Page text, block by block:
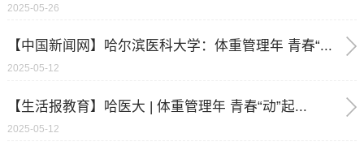
2025-05-26
【中国新闻网】哈尔滨医科大学：体重管理年 青春“...
2025-05-12
【生活报教育】哈医大 | 体重管理年 青春“动”起...
2025-05-12